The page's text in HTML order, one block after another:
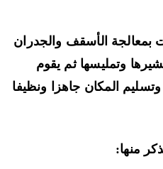
الأسقف والجدران
وتمليسها ثم يقوم
المكان جاهزا ونظيفا